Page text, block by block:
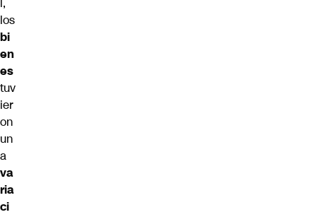
los
bi
en
es
tuv
ier
on
un
a
va
ria
ci